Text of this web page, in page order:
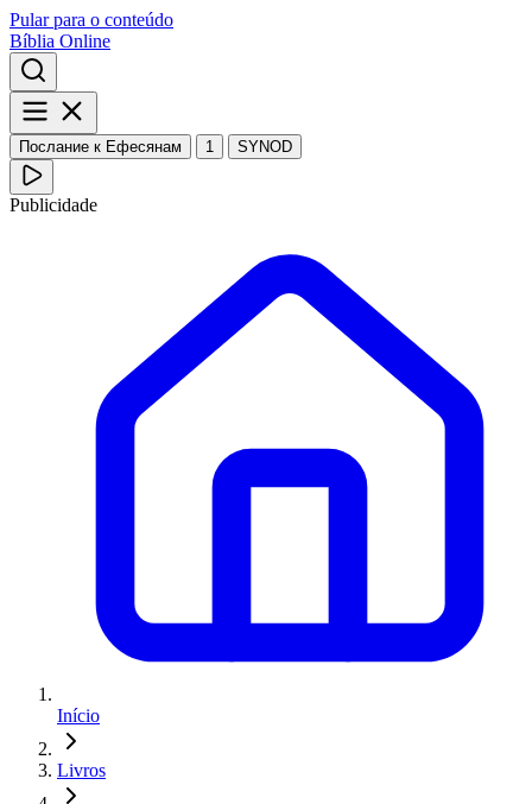
Pular para o conteúdo
Bíblia Online
Послание к Ефесянам 1 SYNOD
Publicidade
Início
Livros